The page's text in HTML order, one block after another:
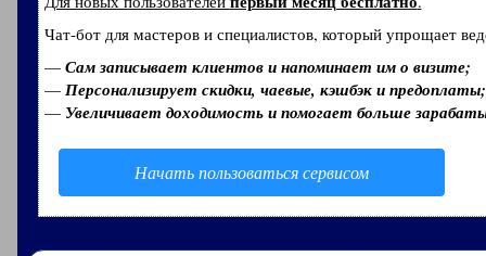
Чат-бот для мастеров и специалистов, который упрощает
— Сам записывает клиентов и напоминает им о визите;
— Персонализирует скидки, чаевые, кэшбэк и предоплаты;
— Увеличивает доходимость и помогает больше
Начать пользоваться сервисом